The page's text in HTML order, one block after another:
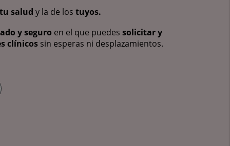
tu salud y la de los tuyos.
y seguro en el que puedes solicitar y
clínicos sin esperas ni desplazamientos.